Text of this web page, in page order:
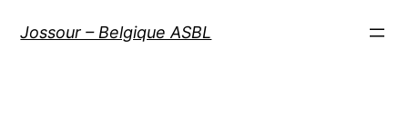
Jossour – Belgique ASBL